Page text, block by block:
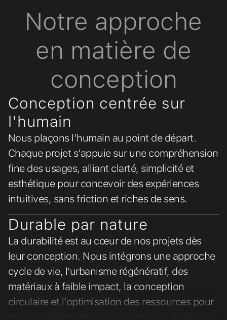
Notre approche
en matière de
conception
Conception centrée sur
l'humain
Nous plaçons l’humain au point de départ.
Chaque projet s’appuie sur une compréhension
fine des usages, alliant clarté, simplicité et
esthétique pour concevoir des expériences
intuitives, sans friction et riches de sens.
Durable par nature
La durabilité est au cœur de nos projets dès
leur conception. Nous intégrons une approche
cycle de vie, l’urbanisme régénératif, des
matériaux à faible impact, la conception
circulaire et l’optimisation des ressources pour
minimiser l’impact environnemental et générer